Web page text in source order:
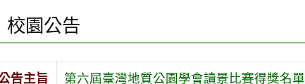
校園公告
告主旨 第六屆臺灣地質公園學會讀景比賽得獎名單